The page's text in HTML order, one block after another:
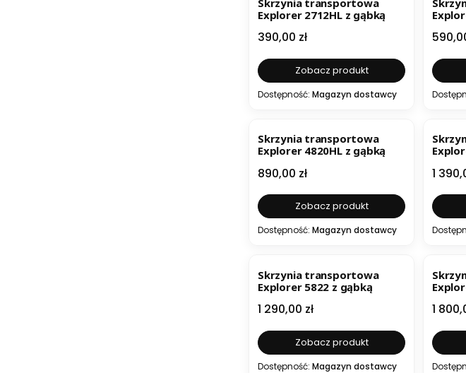
Explorer 2712HL z gąbką
Cena
390,00 zł
Zobacz produkt
Dostępność: Magazyn dostawcy
Cena
Skrzynia transportowa
Explorer 4820HL z gąbką
Cena
890,00 zł
Zobacz produkt
Dostępność: Magazyn dostawcy
Cena
1
Skrzynia transportowa
Explorer 5822 z gąbką
Cena
1 290,00 zł
Zobacz produkt
Dostępność: Magazyn dostawcy
Cena
1